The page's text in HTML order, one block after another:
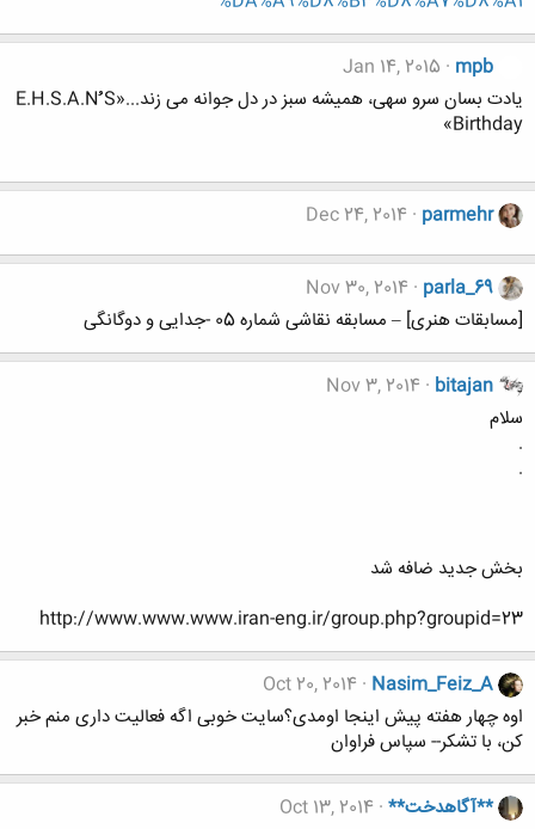
mpb
Jan 14, 2015
یادت بسان سرو سهی، همیشه سبز در دل جوانه می زند...«E.H.S.A.Nُُُ S
Birthday»
parmehr
Dec 24, 2014
parla_69
Nov 30, 2014
[مسابقات هنری] – مسابقه نقاشی شماره 05 -جدایی و دوگانگی
bitajan
Nov 3, 2014
سلام
.
.
بخش جديد ضافه شد
http://www.www.www.iran-eng.ir/group.php?groupid=23
Nasim_Feiz_A
Oct 20, 2014
اوه چهار هفته پیش اینجا اومدی؟سایت خوبی اگه فعالیت داری منم خبر
کن، با تشکر-- سپاس فراوان
**آگاهدخت** Oct 13, 2014